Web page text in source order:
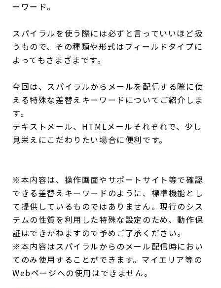
ーワード。
スパイラルを使う際には必ずと言っていいほど扱
うもので、その種類や形式はフィールドタイプに
よってもさまざまです。
今回は、スパイラルからメールを配信する際に使
える特殊な差替えキーワードについてご紹介しま
す。
テキストメール、HTMLメールそれぞれで、少し
見栄えにこだわりたい場合に便利です。
※本内容は、操作画面やサポートサイト等で確認
できる差替えキーワードのように、標準機能とし
て提供しているものではありません。現行のシス
テムの性質を利用した特殊な設定のため、動作保
証はできかねますので予めご了承ください。
※本内容はスパイラルからのメール配信時におい
てのみ使用することができます。マイエリア等の
Webページへの使用はできません。